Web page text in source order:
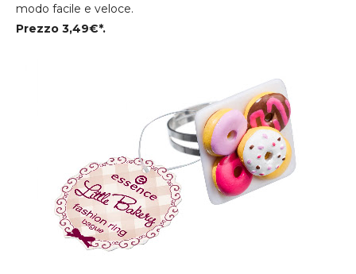
modo facile e veloce.
Prezzo 3,49€*.